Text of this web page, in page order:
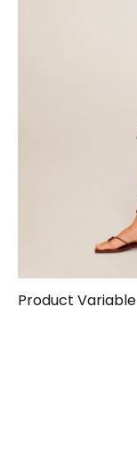
Product Variable